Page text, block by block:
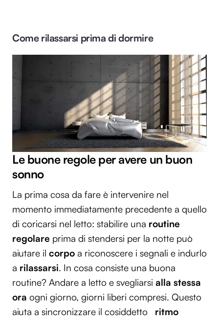
Come rilassarsi prima di dormire
Le buone regole per avere un buon
sonno
La prima cosa da fare è intervenire nel
momento immediatamente precedente a quello
di coricarsi nel letto: stabilire una routine
regolare prima di stendersi per la notte può
aiutare il corpo a riconoscere i segnali e indurlo
a rilassarsi. In cosa consiste una buona
routine? Andare a letto e svegliarsi alla stessa
ora ogni giorno, giorni liberi compresi. Questo
aiuta a sincronizzare il cosiddetto ritmo